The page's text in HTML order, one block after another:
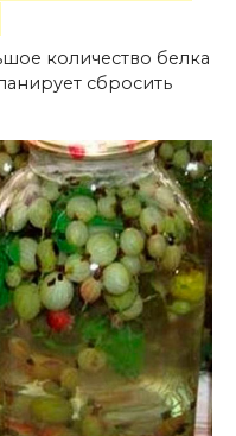
количество белка
сбросить